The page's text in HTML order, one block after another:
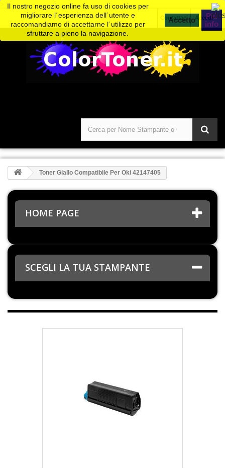
Accedi
Contattaci
Il nostro negozio online fa uso di cookies per
migliorare l´esperienza dell´utente e
raccomandiamo di accettarne l´utilizzo per
sfruttare a pieno la navigazione.
Piú
info
Toner Giallo Compatibile Per Oki 42147405
HOME PAGE
SCEGLI LA TUA STAMPANTE